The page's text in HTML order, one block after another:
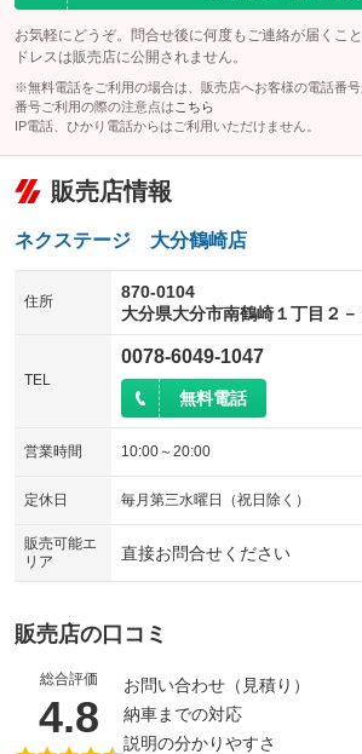
お気軽にどうぞ。問合せ後に何度もご連絡が届くこ
ドレスは販売店に公開されません。
※無料電話をご利用の場合は、販売店へお客様の電話番
番号ご利用の際の注意点は こちら
IP電話、ひかり電話からはご利用いただけません。
販売店情報
ネクステージ 大分鶴崎店
住所
870-0104
大分県大分市南鶴崎１丁目２－
TEL
0078-6049-1047
無料電話
営業時間 10:00～20:00
定休日 毎月第三水曜日（祝日除く）
販売可能エ
リア
直接お問合せください
販売店の口コミ
総合評価
4.8 （5点満点中）
お問い合わせ（見積り）
納車までの対応
説明の分かりやすさ